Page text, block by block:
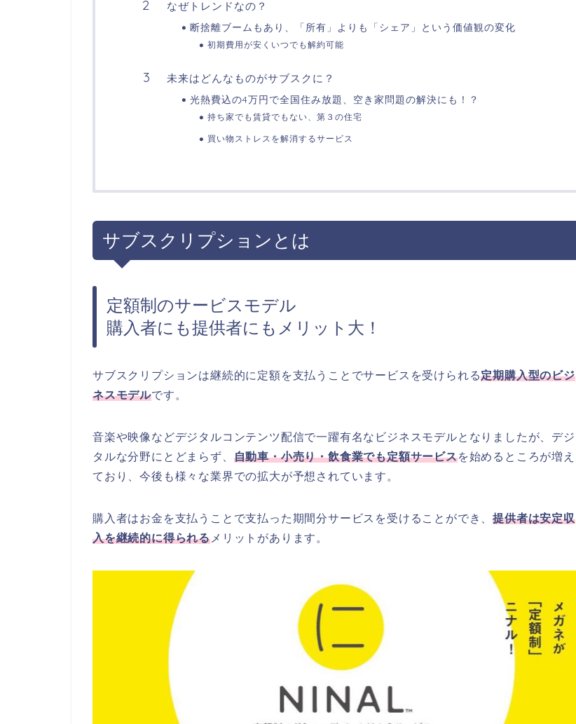
なぜトレンドなの？
断捨離ブームもあり、「所有」よりも「シェア」という価値観の変化
初期費用が安くいつでも解約可能
未来はどんなものがサブスクに？
光熱費込の4万円で全国住み放題、空き家問題の解決にも！？
持ち家でも賃貸でもない、第３の住宅
買い物ストレスを解消するサービス
サブスクリプションとは
定額制のサービスモデル
購入者にも提供者にもメリット大！
サブスクリプションは継続的に定額を支払うことでサービスを受けられる定期購入型のビジ
ネスモデルです。
音楽や映像などデジタルコンテンツ配信で一躍有名なビジネスモデルとなりましたが、デジ
タルな分野にとどまらず、 自動車・小売り・飲食業でも定額サービスを始めるところが増え
ており、今後も様々な業界での拡大が予想されています。
購入者はお金を支払うことで支払った期間分サービスを受けることができ、提供者は安定収
入を継続的に得られる メリットがあります。